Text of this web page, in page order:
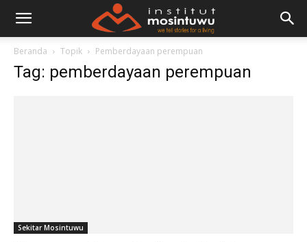
Beranda Topik Pemberdayaan perempuan
Tag: pemberdayaan perempuan
Sekitar Mosintuwu